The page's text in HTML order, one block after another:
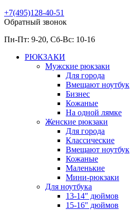
+7(495)128-40-51
Обратный звонок
Пн-Пт: 9-20, Сб-Вс: 10-16
РЮКЗАКИ
Мужские рюкзаки
Для города
Вмещают ноутбук
Бизнес
Кожаные
На одной лямке
Женские рюкзаки
Для города
Классические
Вмещают ноутбук
Кожаные
Маленькие
Мини-рюкзаки
Для ноутбука
13-14″ дюймов
15-16″ дюймов